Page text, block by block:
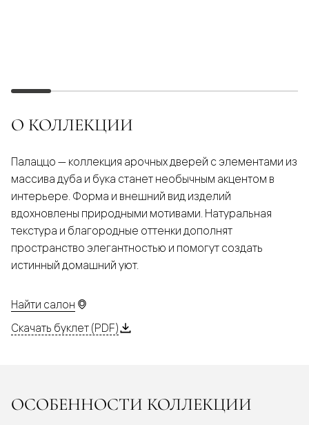
О КОЛЛЕКЦИИ
Палаццо — коллекция арочных дверей с элементами из
массива дуба и бука станет необычным акцентом в
интерьере. Форма и внешний вид изделий
вдохновлены природными мотивами. Натуральная
текстура и благородные оттенки дополнят
пространство элегантностью и помогут создать
истинный домашний уют.
Найти салон
Скачать буклет (PDF)
ОСОБЕННОСТИ КОЛЛЕКЦИИ